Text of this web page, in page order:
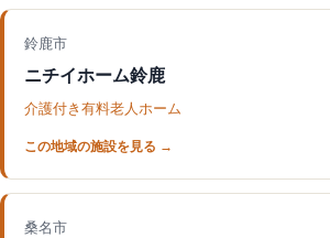
鈴鹿市
ニチイホーム鈴鹿
介護付き有料老人ホーム
桑名市